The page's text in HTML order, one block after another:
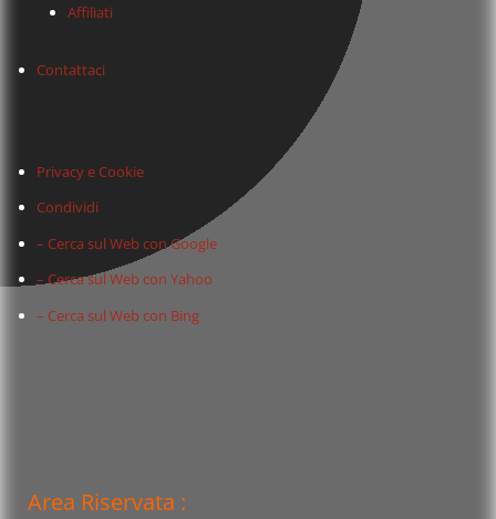
Affiliati
Contattaci
Privacy e Cookie
Condividi
– Cerca sul Web con Google
– Cerca sul Web con Yahoo
– Cerca sul Web con Bing
Area Riservata :